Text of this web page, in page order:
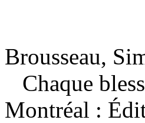
Brousseau,
Chaque
Montréal :